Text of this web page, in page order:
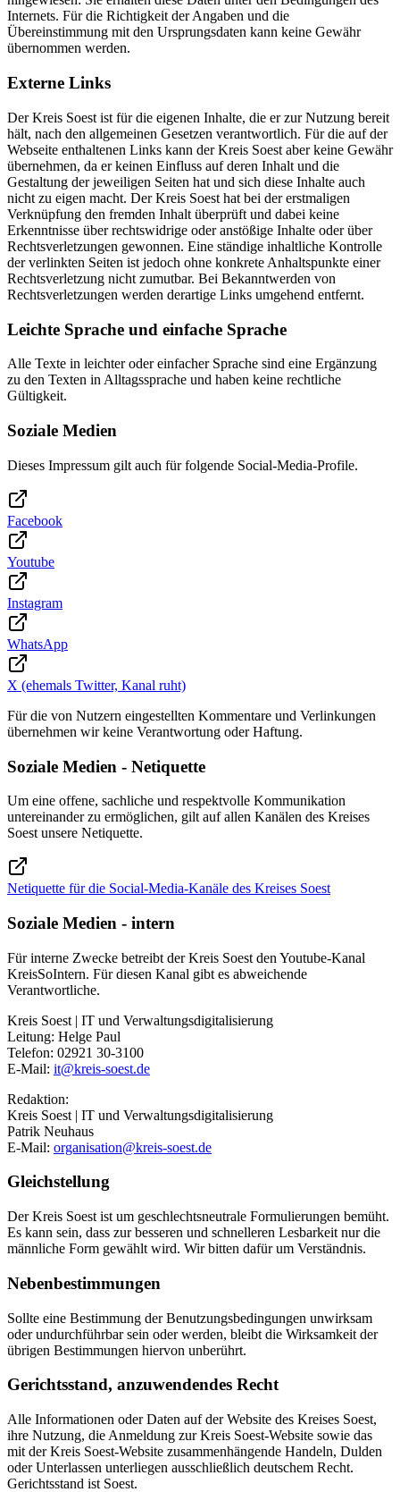
Internets. Für die Richtigkeit der Angaben und die
Übereinstimmung mit den Ursprungsdaten kann keine Gewähr
übernommen werden.
Externe Links
Der Kreis Soest ist für die eigenen Inhalte, die er zur Nutzung bereit
hält, nach den allgemeinen Gesetzen verantwortlich. Für die auf der
Webseite enthaltenen Links kann der Kreis Soest aber keine Gewähr
übernehmen, da er keinen Einfluss auf deren Inhalt und die
Gestaltung der jeweiligen Seiten hat und sich diese Inhalte auch
nicht zu eigen macht. Der Kreis Soest hat bei der erstmaligen
Verknüpfung den fremden Inhalt überprüft und dabei keine
Erkenntnisse über rechtswidrige oder anstößige Inhalte oder über
Rechtsverletzungen gewonnen. Eine ständige inhaltliche Kontrolle
der verlinkten Seiten ist jedoch ohne konkrete Anhaltspunkte einer
Rechtsverletzung nicht zumutbar. Bei Bekanntwerden von
Rechtsverletzungen werden derartige Links umgehend entfernt.
Leichte Sprache und einfache Sprache
Alle Texte in leichter oder einfacher Sprache sind eine Ergänzung
zu den Texten in Alltagssprache und haben keine rechtliche
Gültigkeit.
Soziale Medien
Dieses Impressum gilt auch für folgende Social-Media-Profile.
Facebook
Youtube
Instagram
WhatsApp
X (ehemals Twitter, Kanal ruht)
Für die von Nutzern eingestellten Kommentare und Verlinkungen
übernehmen wir keine Verantwortung oder Haftung.
Soziale Medien - Netiquette
Um eine offene, sachliche und respektvolle Kommunikation
untereinander zu ermöglichen, gilt auf allen Kanälen des Kreises
Soest unsere Netiquette.
Netiquette für die Social-Media-Kanäle des Kreises Soest
Soziale Medien - intern
Für interne Zwecke betreibt der Kreis Soest den Youtube-Kanal
KreisSoIntern. Für diesen Kanal gibt es abweichende
Verantwortliche.
Kreis Soest | IT und Verwaltungsdigitalisierung
Leitung: Helge Paul
Telefon: 02921 30-3100
E-Mail: it@​kreis-soest.de
Redaktion:
Kreis Soest | IT und Verwaltungsdigitalisierung
Patrik Neuhaus
E-Mail: organisation@​kreis-soest.de
Gleichstellung
Der Kreis Soest ist um geschlechtsneutrale Formulierungen bemüht.
Es kann sein, dass zur besseren und schnelleren Lesbarkeit nur die
männliche Form gewählt wird. Wir bitten dafür um Verständnis.
Nebenbestimmungen
Sollte eine Bestimmung der Benutzungsbedingungen unwirksam
oder undurchführbar sein oder werden, bleibt die Wirksamkeit der
übrigen Bestimmungen hiervon unberührt.
Gerichtsstand, anzuwendendes Recht
Alle Informationen oder Daten auf der Website des Kreises Soest,
ihre Nutzung, die Anmeldung zur Kreis Soest-Website sowie das
mit der Kreis Soest-Website zusammenhängende Handeln, Dulden
oder Unterlassen unterliegen ausschließlich deutschem Recht.
Gerichtsstand ist Soest.